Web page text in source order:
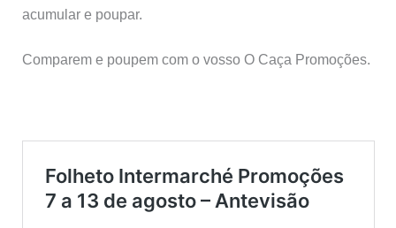
acumular e poupar.
Comparem e poupem com o vosso O Caça Promoções.